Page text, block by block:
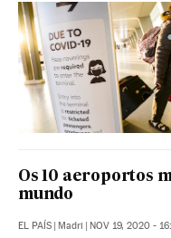
Os 10 aeroportos
mundo
EL PAÍS | Madri | NOV 19, 2020 -